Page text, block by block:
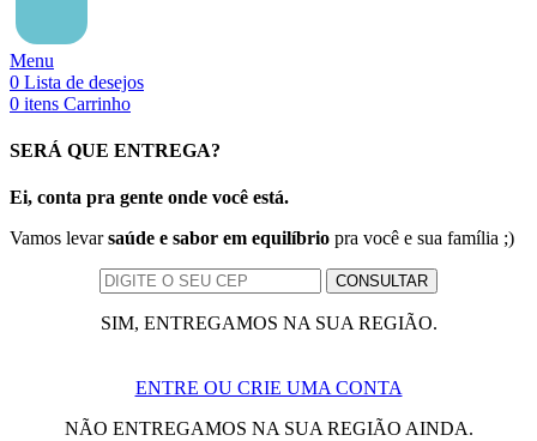
Menu
0 Lista de desejos
0 itens Carrinho
SERÁ QUE ENTREGA?
Ei, conta pra gente onde você está.
Vamos levarsaúde e sabor em equilíbrio pra você e sua família ;)
SIM, ENTREGAMOS NA SUA REGIÃO.
ENTRE OU CRIE UMA CONTA
NÃO ENTREGAMOS NA SUA REGIÃO AINDA.